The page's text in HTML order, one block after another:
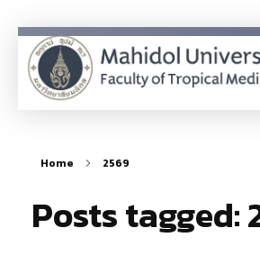
Home 2569
Posts tagged: